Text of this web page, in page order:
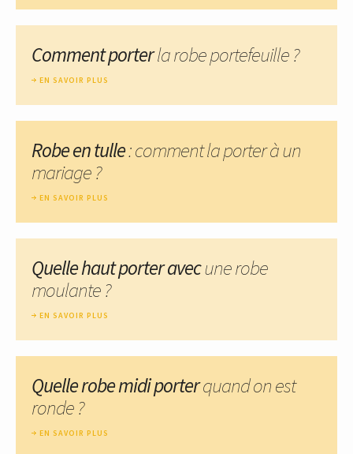
Comment porterla robe portefeuille ?
EN SAVOIR PLUS
Robe en tulle: comment la porter à un
mariage ?
EN SAVOIR PLUS
Quelle haut porter avecune robe
moulante ?
EN SAVOIR PLUS
Quelle robe midi porterquand on est
ronde ?
EN SAVOIR PLUS